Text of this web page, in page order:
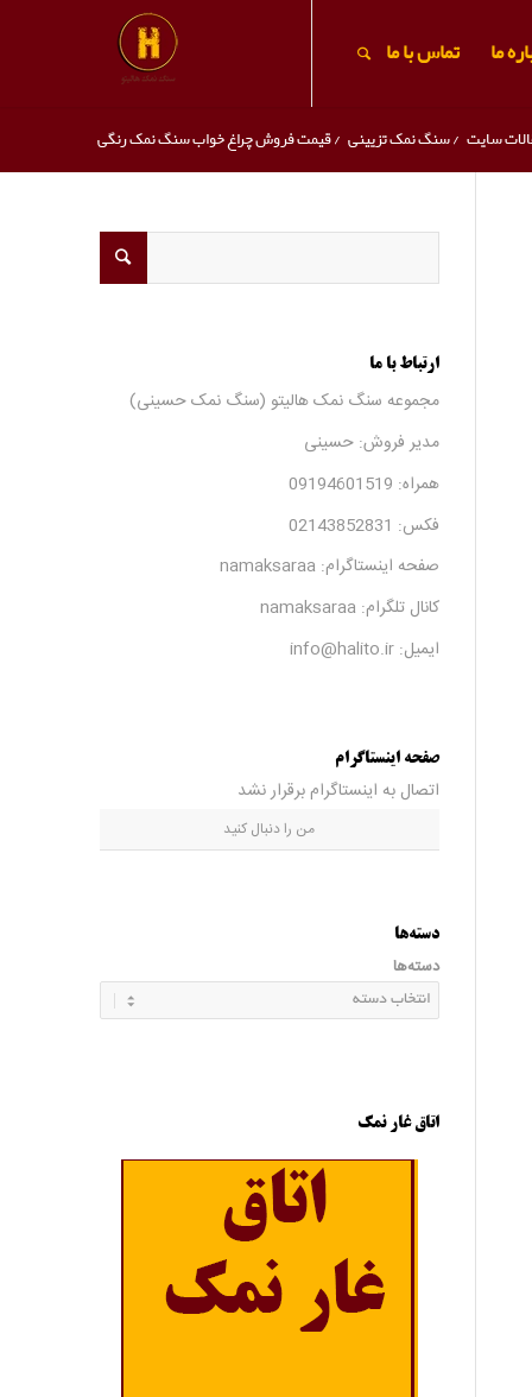
ما تماس با ما
سایت /سنگ نمک تزیینی /قیمت فروش چراغ خواب سنگ نمک رنگی
ارتباط با ما
مجموعه سنگ نمک هالیتو (سنگ نمک حسینی)
مدیر فروش: حسینی
همراه: 09194601519
فکس: 02143852831
صفحه اینستاگرام: namaksaraa
کانال تلگرام: namaksaraa
ایمیل: info@halito.ir
صفحه اینستاگرام
اتصال به اینستاگرام برقرار نشد
من را دنبال کنید
دسته‌ها
دسته‌ها
اتاق غار نمک